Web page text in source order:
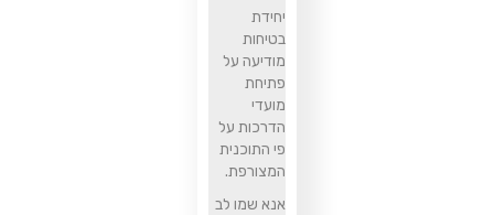
יחידת
בטיחות
מודיעה על
פתיחת
מועדי
הדרכות על
פי התוכנית
המצורפת.
אנא שמו לב